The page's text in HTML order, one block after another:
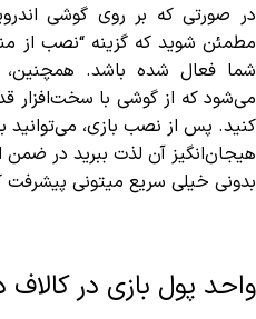
در صورتی که بر روی گوشی
مطمئن شوید که گزینه “نصب از
شما فعال شده باشد. همچنین،
می‌شود که از گوشی با سخت‌افزار
کنید. پس از نصب بازی، می‌توانید
هیجان‌انگیز آن لذت ببرید در
بدونی خیلی سریع میتونی پیشرفت
واحد پول بازی در کالاف